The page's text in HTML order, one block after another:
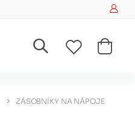
ZÁSOBNÍKY NA NÁPOJE